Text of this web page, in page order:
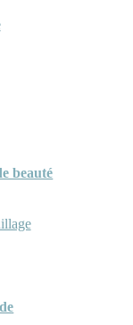
beauté